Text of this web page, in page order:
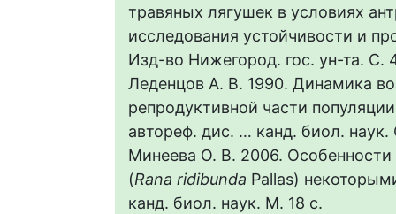
травяных лягушек в условиях
исследования устойчивости и
Изд-во Нижегород. гос. ун-та. С.
Леденцов А. В. 1990. Динамика
репродуктивной части
автореф. дис. … канд. биол. наук.
Минеева О. В. 2006.
(Rana ridibunda Pallas)
канд. биол. наук. М. 18 с.